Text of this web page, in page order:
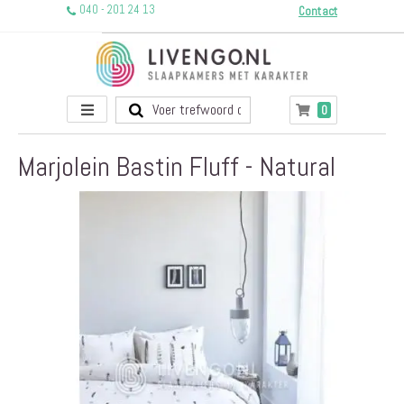
040 - 201 24 13 Contact
Toggle
Nav
Winkelwagen
0producten
Marjolein Bastin Fluff - Natural